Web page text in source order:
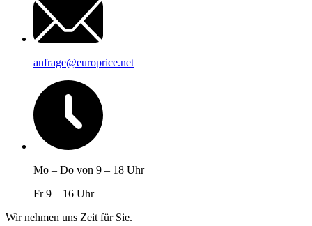
anfrage@europrice.net
Mo – Do von 9 – 18 Uhr
Fr 9 – 16 Uhr
Wir nehmen uns Zeit für Sie.